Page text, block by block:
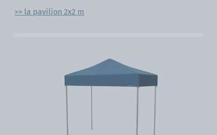
>> la pavilion 2x2 m